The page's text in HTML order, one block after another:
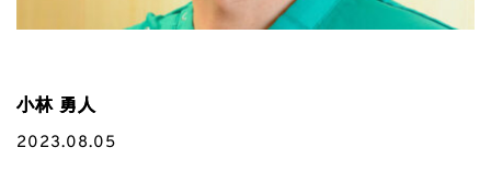
小林 勇人
2023.08.05